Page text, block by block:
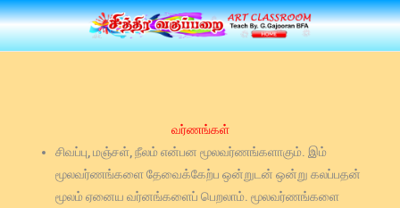
Skip
to
content
வர்ணங்கள்
சிவப்பு, மஞ்சள், நீலம் என்பன மூலவர்ணங்களாகும். இம்
மூலவர்ணங்களை தேவைக்கேற்ப ஒன்றுடன் ஒன்று கலப்பதன்
மூலம் ஏனைய வர்னங்களைப் பெறலாம். மூலவர்ணங்களை